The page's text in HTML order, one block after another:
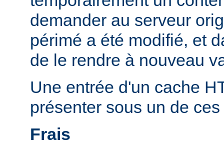
demander au serveur
périmé a été modifié, et
de le rendre à nouveau
Une entrée d'un cache
présenter sous un de
Frais